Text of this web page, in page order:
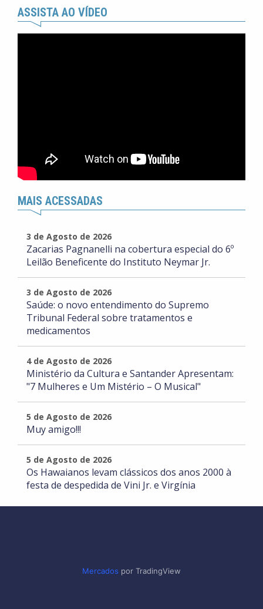
ASSISTA AO VÍDEO
MAIS ACESSADAS
3 de Agosto de 2026
Zacarias Pagnanelli na cobertura especial do 6º
Leilão Beneficente do Instituto Neymar Jr.
3 de Agosto de 2026
Saúde: o novo entendimento do Supremo
Tribunal Federal sobre tratamentos e
medicamentos
4 de Agosto de 2026
Ministério da Cultura e Santander Apresentam:
"7 Mulheres e Um Mistério – O Musical"
5 de Agosto de 2026
Muy amigo!!!
5 de Agosto de 2026
Os Hawaianos levam clássicos dos anos 2000 à
festa de despedida de Vini Jr. e Virgínia
Mercados por TradingView